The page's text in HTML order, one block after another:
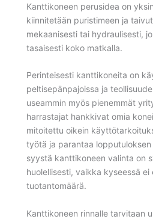
Kanttikoneen perusidea on
kiinnitetään puristimeen ja
mekaanisesti tai hydraulisesti,
tasaisesti koko matkalla.
Perinteisesti kanttikoneita on
peltisepänpajoissa ja
useammin myös pienemmät
harrastajat hankkivat omia
mitoitettu oikein
työtä ja parantaa
syystä kanttikoneen valinta on
huolellisesti, vaikka kyseessä ei
tuotantomäärä.
Kanttikoneen rinnalle tarvitaan